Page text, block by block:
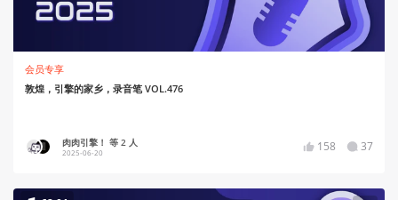
会员专享
敦煌，引擎的家乡，录音笔 VOL.476
肉肉引擎！ 等 2 人
2025-06-20 158 37